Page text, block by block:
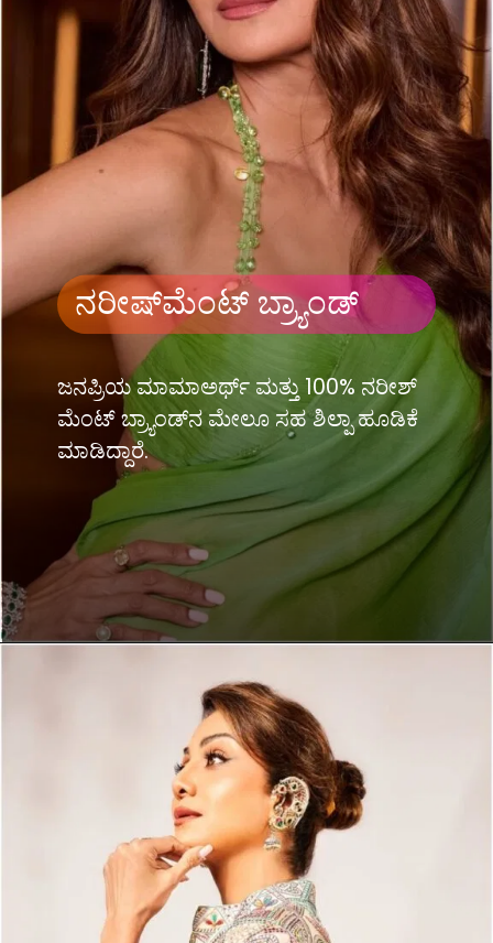
ಜನಪ್ರಿಯ ಮಾಮಾಅರ್ಥ್ ಮತ್ತು 100% ನರೀಶ್​​
ಮೆಂಟ್ ಬ್ರ್ಯಾಂಡ್​​ನ ಮೇಲೂ ಸಹ ಶಿಲ್ಪಾ ಹೂಡಿಕೆ
ಮಾಡಿದ್ದಾರೆ.
ನರೀಷ್​​ಮೆಂಟ್ ಬ್ರ್ಯಾಂಡ್​